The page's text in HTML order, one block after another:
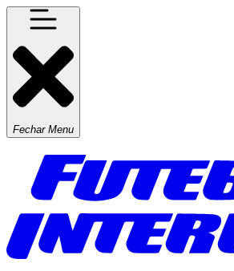
Fechar Menu